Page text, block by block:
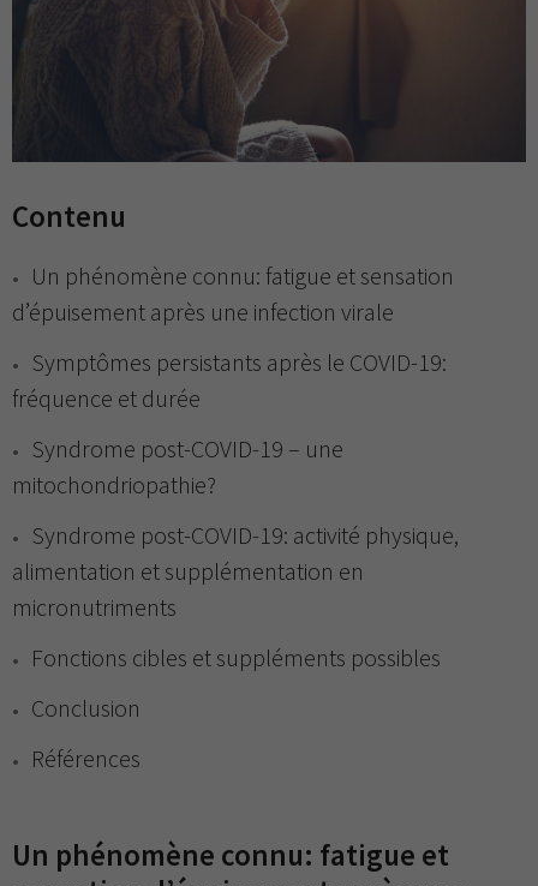
Contenu
Un phénomène connu: fatigue et sensation
d’épuisement après une infection virale
Symptômes persistants après le COVID-19:
fréquence et durée
Syndrome post-COVID-19 – une
mitochondriopathie?
Syndrome post-COVID-19: activité physique,
alimentation et supplémentation en
micronutriments
Fonctions cibles et suppléments possibles
Conclusion
Références
Un phénomène connu: fatigue et